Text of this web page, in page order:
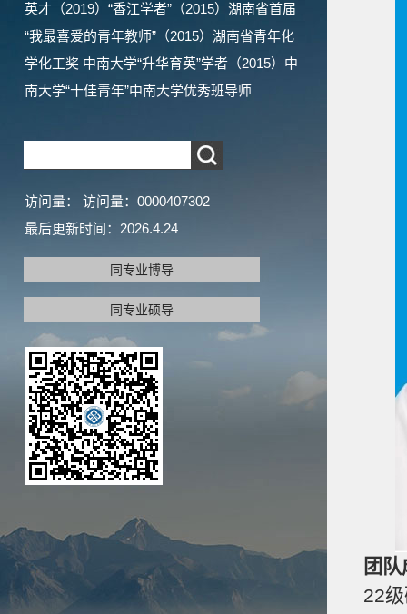
英才（2019）“香江学者”（2015）湖南省首届
“我最喜爱的青年教师”（2015）湖南省青年化
学化工奖 中南大学“升华育英”学者（2015）中
南大学“十佳青年”中南大学优秀班导师
访问量： 访问量： 0000407302
最后更新时间： 2026.4.24
同专业博导
同专业硕导
团
22